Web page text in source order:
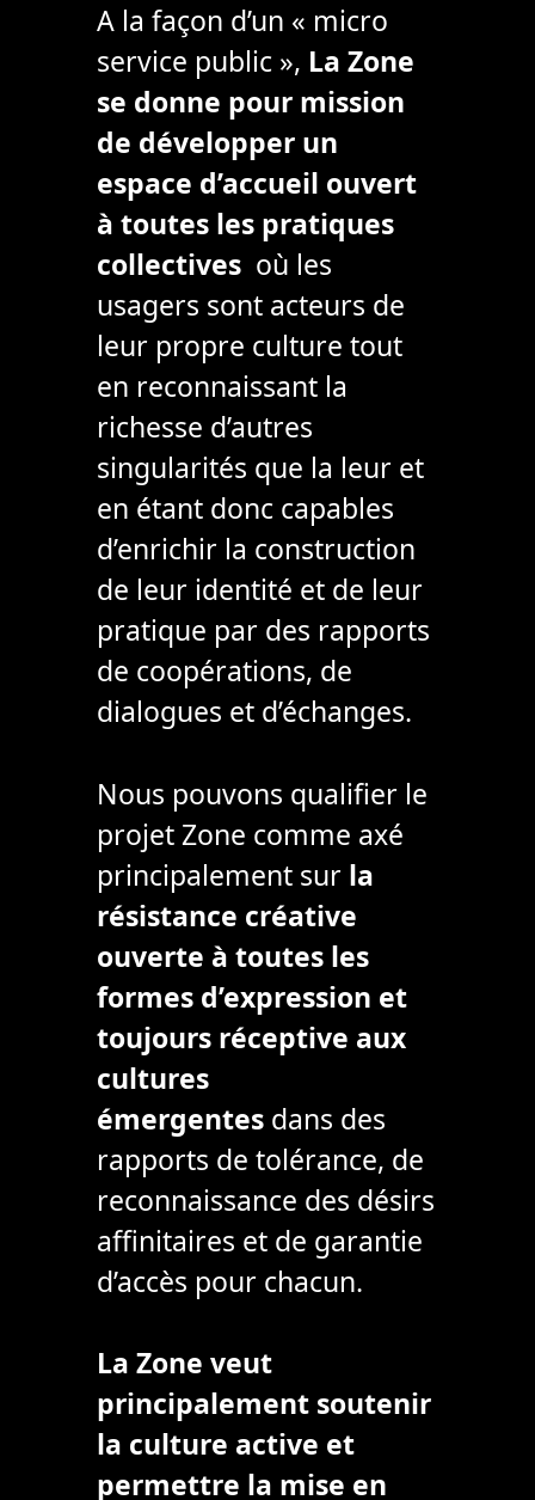
A la façon d’un « micro
service public », La Zone
se donne pour mission
de développer un
espace d’accueil ouvert
à toutes les pratiques
collectivesoù les
usagers sont acteurs de
leur propre culture tout
en reconnaissant la
richesse d’autres
singularités que la leur et
en étant donc capables
d’enrichir la construction
de leur identité et de leur
pratique par des rapports
de coopérations, de
dialogues et d’échanges.
Nous pouvons qualifier le
projet Zone comme axé
principalement sur la
résistance créative
ouverte à toutes les
formes d’expression et
toujours réceptive aux
cultures
émergentesdans des
rapports de tolérance, de
reconnaissance des désirs
affinitaires et de garantie
d’accès pour chacun.
La Zone veut
principalement soutenir
la culture active et
permettre la mise en